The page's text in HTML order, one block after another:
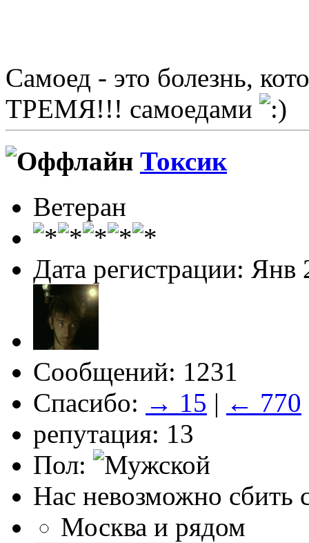
Самоед - это болезнь,
ТРЕМЯ!!! самоедами
Токсик
Ветеран
Дата регистрации: Янв
Сообщений: 1231
Спасибо: → 15 | ← 770
репутация: 13
Пол:
Нас невозможно сбить
Москва и рядом